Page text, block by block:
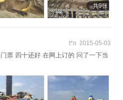
共9张
t*n 2015-05-03
票 四十还好 在网上订的 问了一下当